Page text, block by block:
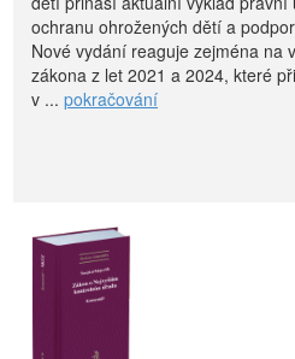
ochranu ohrožených dětí a
Nové vydání reaguje zejména na
zákona z let 2021 a 2024, které
v ... pokračování